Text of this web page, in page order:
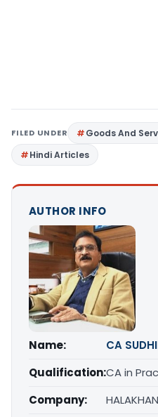
FILED UNDER Goods And
Hindi Articles
AUTHOR INFO
Name:
CA
Qualification:CA in
Company: